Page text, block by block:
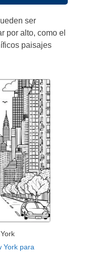
ser
por alto, como el
paisajes
York para